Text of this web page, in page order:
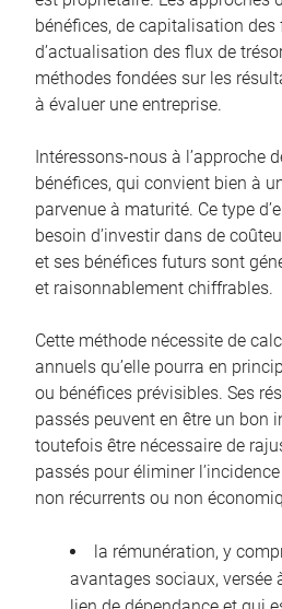
bénéfices, de capitalisation des
d’actualisation des flux de
méthodes fondées sur les
à évaluer une entreprise.
Intéressons-nous à l’approche
bénéfices, qui convient bien à
parvenue à maturité. Ce type
besoin d’investir dans de
et ses bénéfices futurs sont
et raisonnablement chiffrables.
Cette méthode nécessite de
annuels qu’elle pourra en
ou bénéfices prévisibles. Ses
passés peuvent en être un bon
toutefois être nécessaire de
passés pour éliminer
non récurrents ou non
la rémunération, y
avantages sociaux, versée